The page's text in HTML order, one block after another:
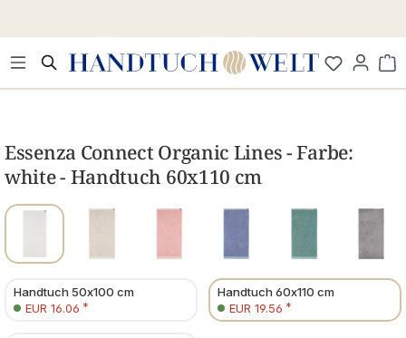
Essenza Connect Organic Lines - Farbe:
white - Handtuch 60x110 cm
Handtuch 50x100 cm
EUR 16.06 *
Handtuch 60x110 cm
EUR 19.56 *